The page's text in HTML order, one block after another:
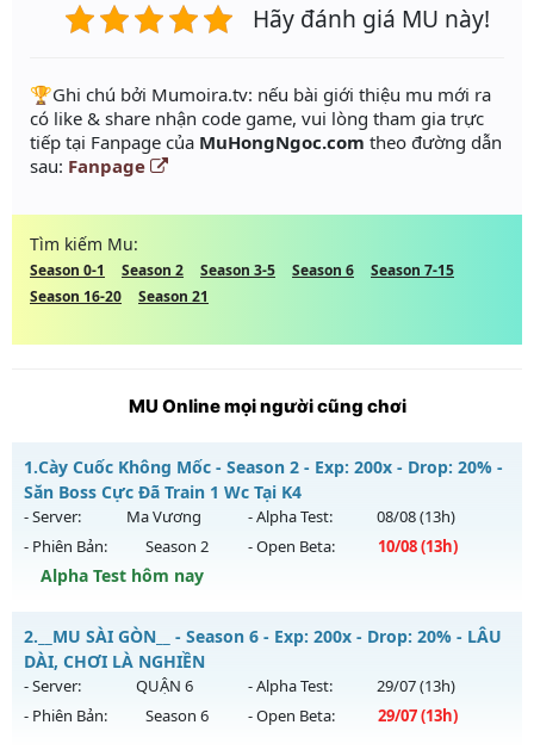
Hãy đánh giá MU này!
️🏆Ghi chú bởi Mumoira.tv: nếu bài giới thiệu mu mới ra
có like & share nhận code game, vui lòng tham gia trực
tiếp tại Fanpage của MuHongNgoc.com theo đường dẫn
sau: Fanpage
Tìm kiếm Mu:
Season 0-1 Season 2 Season 3-5 Season 6
Season 7-15
Season 16-20
Season 21
MU Online mọi người cũng chơi
1.Cày Cuốc Không Mốc - Season 2 - Exp: 200x - Drop: 20% -
Săn Boss Cực Đã Train 1 Wc Tại K4
- Server: Ma Vương - Alpha Test: 08/08(13h)
- Phiên Bản:
Season 2 - Open Beta: 10/08(13h)
Alpha Test hôm nay
Cày Cuốc Không Mốc - Săn Boss Cực Đã Train 1 Wc Tại K4
Mu mới ra tháng 08 2026 - Mở máy chủ
ngày 10/08/2626
Exp: 200x - Drop: 20%
2. __MU SÀI GÒN__ - Season 6 - Exp: 200x - Drop: 20% - LÂU
DÀI, CHƠI LÀ NGHIỀN
- Server: QUẬN 6 - Alpha Test: 29/07(13h)
- Phiên Bản:
Season 6 - Open Beta: 29/07(13h)